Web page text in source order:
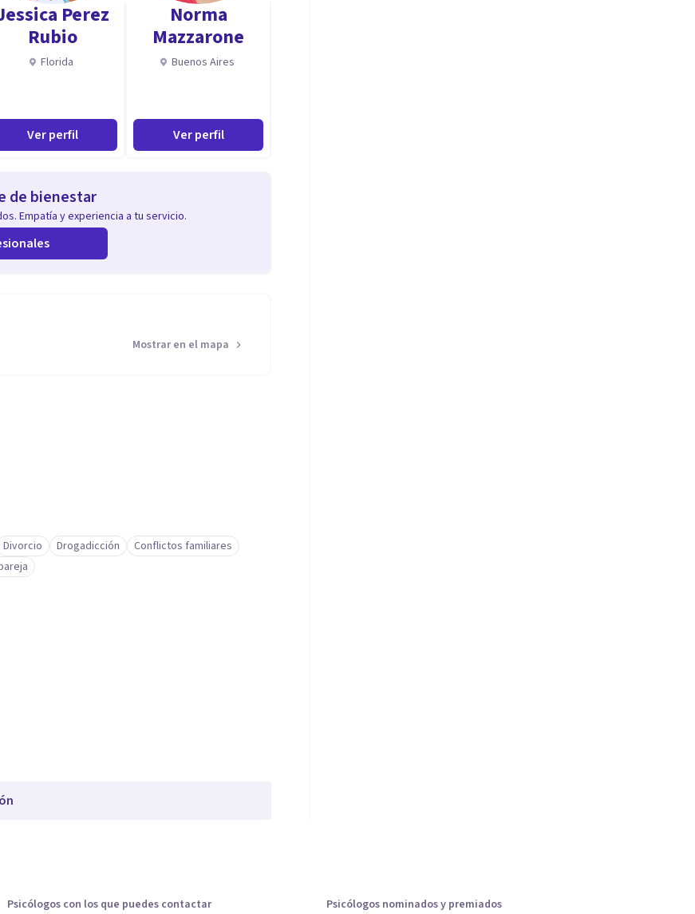
Perez
Rubio
Florida
Ver perfil
Norma
Mazzarone
Buenos Aires
Ver perfil
de bienestar
Empatía y experiencia a tu servicio.
Mostrar en el mapa
Divorcio Drogadicción
Conflictos familiares
Psicólogos con los que puedes contactar Psicólogos nominados y premiados